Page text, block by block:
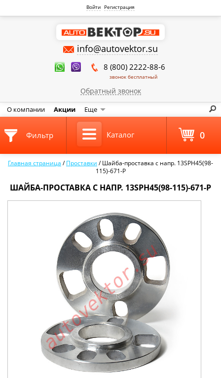
Войти Регистрация
info@autovektor.su
8 (800) 2222-88-6
звонок бесплатный
Обратный звонок
О компании Акции Еще
Главная страница /Проставки /Шайба-проставка с напр. 13SPH45(98-
115)-671-P
ШАЙБА-ПРОСТАВКА С НАПР. 13SPH45(98-115)-671-P
Фильтр Каталог 0